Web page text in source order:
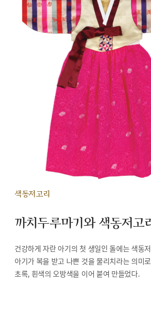
색동저고리
까치두루마기와 색동저고
건강하게 자란 아기의 첫 생일인 돌에는 색동
아기가 복을 받고 나쁜 것을 물리치라는 의미
초록, 흰색의 오방색을 이어 붙여 만들었다.